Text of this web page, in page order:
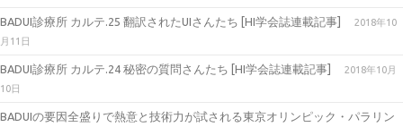
BADUI診療所 カルテ.25 翻訳されたUIさんたち [HI学会誌連載記事]
2018年10
月11日
BADUI診療所 カルテ.24 秘密の質問さんたち [HI学会誌連載記事]
2018年10月
10日
BADUIの要因全盛りで熱意と技術力が試される東京オリンピック・パラリン